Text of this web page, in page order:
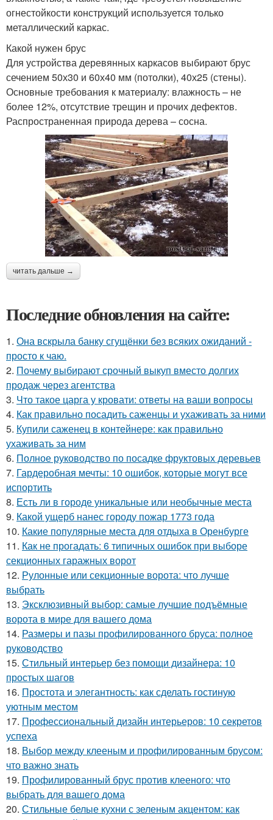
огнестойкости конструкций используется только
металлический каркас.
Какой нужен брус
Для устройства деревянных каркасов выбирают брус
сечением 50х30 и 60х40 мм (потолки), 40х25 (стены).
Основные требования к материалу: влажность – не
более 12%, отсутствие трещин и прочих дефектов.
Распространенная природа дерева – сосна.
читать дальше →
Последние обновления на сайте:
1. Она вскрыла банку сгущёнки без всяких ожиданий -
просто к чаю.
2. Почему выбирают срочный выкуп вместо долгих
продаж через агентства
3. Что такое царга у кровати: ответы на ваши вопросы
4. Как правильно посадить саженцы и ухаживать за ними
5. Купили саженец в контейнере: как правильно
ухаживать за ним
6. Полное руководство по посадке фруктовых деревьев
7. Гардеробная мечты: 10 ошибок, которые могут все
испортить
8. Есть ли в городе уникальные или необычные места
9. Какой ущерб нанес городу пожар 1773 года
10. Какие популярные места для отдыха в Оренбурге
11. Как не прогадать: 6 типичных ошибок при выборе
секционных гаражных ворот
12. Рулонные или секционные ворота: что лучше
выбрать
13. Эксклюзивный выбор: самые лучшие подъёмные
ворота в мире для вашего дома
14. Размеры и пазы профилированного бруса: полное
руководство
15. Стильный интерьер без помощи дизайнера: 10
простых шагов
16. Простота и элегантность: как сделать гостиную
уютным местом
17. Профессиональный дизайн интерьеров: 10 секретов
успеха
18. Выбор между клееным и профилированным брусом:
что важно знать
19. Профилированный брус против клееного: что
выбрать для вашего дома
20. Стильные белые кухни с зеленым акцентом: как